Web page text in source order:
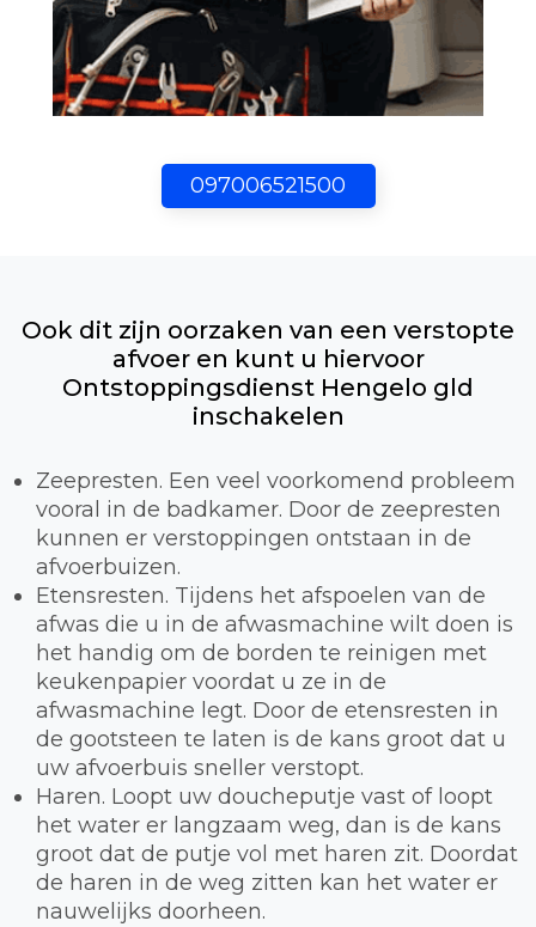
097006521500
Ook dit zijn oorzaken van een verstopte
afvoer en kunt u hiervoor
Ontstoppingsdienst Hengelo gld
inschakelen
Zeepresten. Een veel voorkomend probleem
vooral in de badkamer. Door de zeepresten
kunnen er verstoppingen ontstaan in de
afvoerbuizen.
Etensresten. Tijdens het afspoelen van de
afwas die u in de afwasmachine wilt doen is
het handig om de borden te reinigen met
keukenpapier voordat u ze in de
afwasmachine legt. Door de etensresten in
de gootsteen te laten is de kans groot dat u
uw afvoerbuis sneller verstopt.
Haren. Loopt uw doucheputje vast of loopt
het water er langzaam weg, dan is de kans
groot dat de putje vol met haren zit. Doordat
de haren in de weg zitten kan het water er
nauwelijks doorheen.